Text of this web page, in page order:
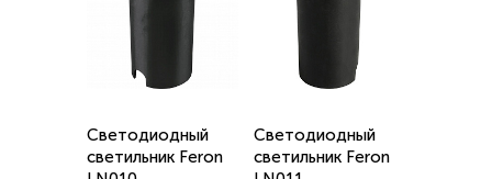
Светодиодный
светильник Feron
Светодиодный
светильник Feron